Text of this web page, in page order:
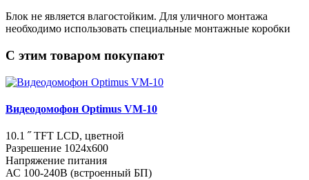
Блок не является влагостойким. Для уличного монтажа
необходимо использовать специальные монтажные коробки
C этим товаром покупают
Видеодомофон Optimus VM-10
10.1 ˝ TFT LCD, цветной
Разрешение 1024x600
Напряжение питания
АС 100-240В (встроенный БП)